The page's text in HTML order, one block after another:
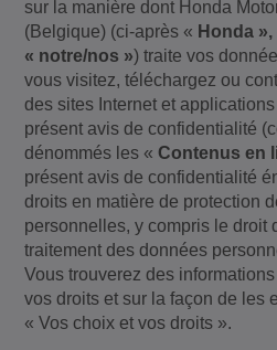
sur la manière dont Honda
(Belgique) (ci-après « Honda
« notre/nos ») traite vos
vous visitez, téléchargez ou
des sites Internet et
présent avis de confidentialité
dénommés les «Contenus en
présent avis de confidentialité
droits en matière de protection
personnelles, y compris le droit
traitement des données
Vous trouverez des
vos droits et sur la façon de les
« Vos choix et vos droits ».